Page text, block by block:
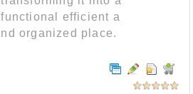
functional efficient a
nd organized place.